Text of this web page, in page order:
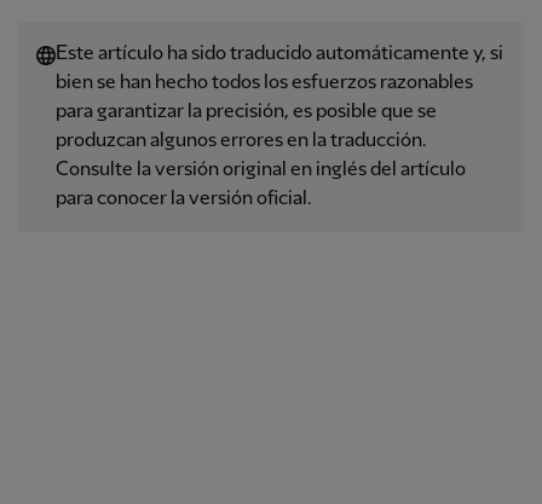
Este artículo ha sido traducido automáticamente y, si
bien se han hecho todos los esfuerzos razonables
para garantizar la precisión, es posible que se
produzcan algunos errores en la traducción.
Consulte la versión original en inglés del artículo
para conocer la versión oficial.